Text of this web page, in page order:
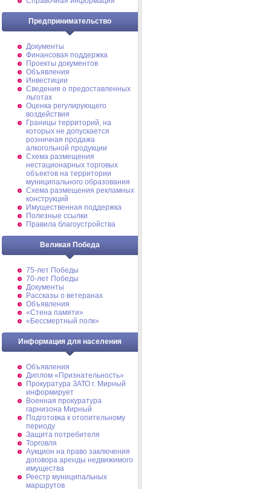
Предпринимательство
Документы
Финансовая поддержка
Проекты документов
Объявления
Инвестиции
Сведения о предоставленных
льготах
Оценка регулирующего
воздействия
Границы территорий, на
которых не допускается
розничная продажа
алкогольной продукции
Схема размещения
нестационарных торговых
объектов на территории
муниципального образования
Схема размещения рекламных
конструкций
Имущественная поддержка
Полезные ссылки
Правила благоустройства
Великая Победа
75-лет Победы
70-лет Победы
Документы
Рассказы о ветеранах
Объявления
«Стена памяти»
«Бессмертный полк»
Информация для населения
Объявления
Диплом «Признательность»
Прокуратура ЗАТО г. Мирный
информирует
Военная прокуратура
гарнизона Мирный
Подготовка к отопительному
периоду
Защита потребителя
Торговля
Аукцион на право заключения
договора аренды недвижимого
имущества
Реестр муниципальных
маршрутов